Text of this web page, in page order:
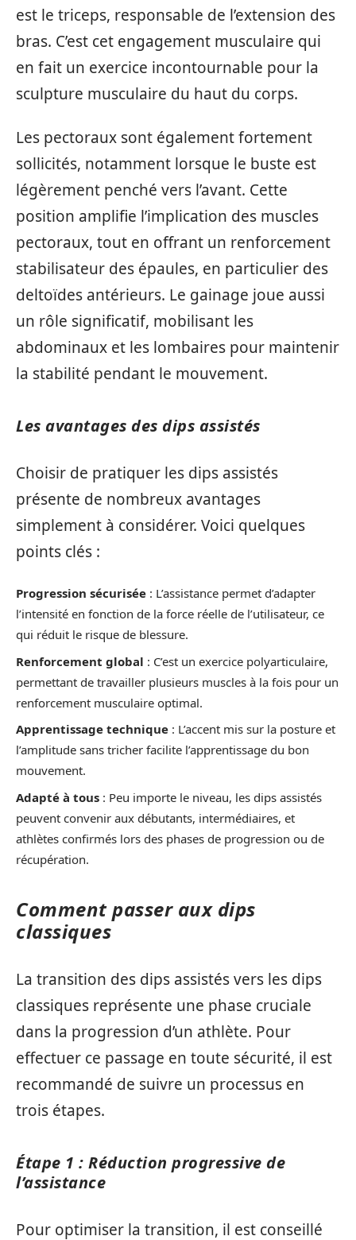
est le triceps, responsable de l’extension des
bras. C’est cet engagement musculaire qui
en fait un exercice incontournable pour la
sculpture musculaire du haut du corps.
Les pectoraux sont également fortement
sollicités, notamment lorsque le buste est
légèrement penché vers l’avant. Cette
position amplifie l’implication des muscles
pectoraux, tout en offrant un renforcement
stabilisateur des épaules, en particulier des
deltoïdes antérieurs. Le gainage joue aussi
un rôle significatif, mobilisant les
abdominaux et les lombaires pour maintenir
la stabilité pendant le mouvement.
Les avantages des dips assistés
Choisir de pratiquer les dips assistés
présente de nombreux avantages
simplement à considérer. Voici quelques
points clés :
Progression sécurisée : L’assistance permet d’adapter
l’intensité en fonction de la force réelle de l’utilisateur, ce
qui réduit le risque de blessure.
Renforcement global : C’est un exercice polyarticulaire,
permettant de travailler plusieurs muscles à la fois pour un
renforcement musculaire optimal.
Apprentissage technique : L’accent mis sur la posture et
l’amplitude sans tricher facilite l’apprentissage du bon
mouvement.
Adapté à tous : Peu importe le niveau, les dips assistés
peuvent convenir aux débutants, intermédiaires, et
athlètes confirmés lors des phases de progression ou de
récupération.
Comment passer aux dips
classiques
La transition des dips assistés vers les dips
classiques représente une phase cruciale
dans la progression d’un athlète. Pour
effectuer ce passage en toute sécurité, il est
recommandé de suivre un processus en
trois étapes.
Étape 1 : Réduction progressive de
l’assistance
Pour optimiser la transition, il est conseillé